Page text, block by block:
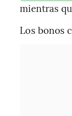
mientras
Los bonos